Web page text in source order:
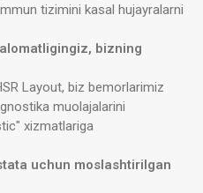
tizimini kasal hujayralarni
bizning
Layout, biz bemorlarimiz
muolajalarini
xizmatlariga
uchun moslashtirilgan